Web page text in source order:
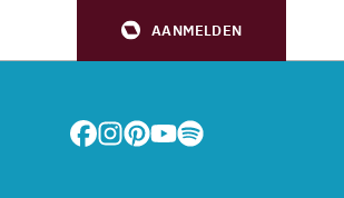
AANMELDEN